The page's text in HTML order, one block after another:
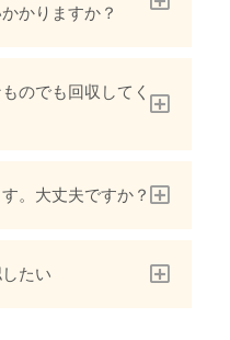
かりますか？
のでも回収してく
。大丈夫ですか？
たい